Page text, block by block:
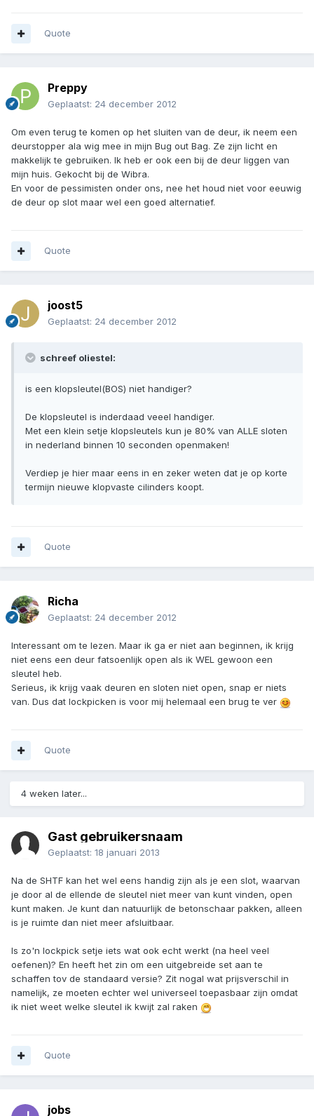
Quote
Preppy
Geplaatst: 24 december 2012
Om even terug te komen op het sluiten van de deur, ik neem een
deurstopper ala wig mee in mijn Bug out Bag. Ze zijn licht en
makkelijk te gebruiken. Ik heb er ook een bij de deur liggen van
mijn huis. Gekocht bij de Wibra.
En voor de pessimisten onder ons, nee het houd niet voor eeuwig
de deur op slot maar wel een goed alternatief.
Quote
joost5
Geplaatst: 24 december 2012
schreef oliestel:
is een klopsleutel(BOS) niet handiger?
De klopsleutel is inderdaad veeel handiger.
Met een klein setje klopsleutels kun je 80% van ALLE sloten
in nederland binnen 10 seconden openmaken!
Verdiep je hier maar eens in en zeker weten dat je op korte
termijn nieuwe klopvaste cilinders koopt.
Quote
Richa
Geplaatst: 24 december 2012
Interessant om te lezen. Maar ik ga er niet aan beginnen, ik krijg
niet eens een deur fatsoenlijk open als ik WEL gewoon een
sleutel heb.
Serieus, ik krijg vaak deuren en sloten niet open, snap er niets
van. Dus dat lockpicken is voor mij helemaal een brug te ver
Quote
4 weken later...
Gast gebruikersnaam
Geplaatst: 18 januari 2013
Na de SHTF kan het wel eens handig zijn als je een slot, waarvan
je door al de ellende de sleutel niet meer van kunt vinden, open
kunt maken. Je kunt dan natuurlijk de betonschaar pakken, alleen
is je ruimte dan niet meer afsluitbaar.
Is zo'n lockpick setje iets wat ook echt werkt (na heel veel
oefenen)? En heeft het zin om een uitgebreide set aan te
schaffen tov de standaard versie? Zit nogal wat prijsverschil in
namelijk, ze moeten echter wel universeel toepasbaar zijn omdat
ik niet weet welke sleutel ik kwijt zal raken
Quote
jobs